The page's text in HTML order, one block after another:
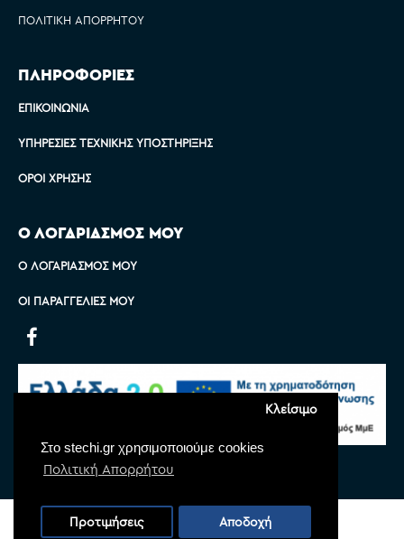
Στο stechi.gr χρησιμοποιούμε cookies
Πολιτική Απορρήτου
Κλείσιμο
Προτιμήσεις Αποδοχή
ΠΟΛΙΤΙΚΉ ΑΠΟΡΡΉΤΟΥ
ΠΛΗΡΟΦΟΡΙΕΣ
ΕΠΙΚΟΙΝΩΝΊΑ
ΥΠΗΡΕΣΊΕΣ ΤΕΧΝΙΚΉΣ ΥΠΟΣΤΉΡΙΞΗΣ
ΌΡΟΙ ΧΡΉΣΗΣ
Ο ΛΟΓΑΡΙΑΣΜΟΣ ΜΟΥ
Ο ΛΟΓΑΡΙΑΣΜΌΣ ΜΟΥ
ΟΙ ΠΑΡΑΓΓΕΛΊΕΣ ΜΟΥ
Copyright © 2022 Stechi, All Rights Reserved
Powered by
Monoware Web